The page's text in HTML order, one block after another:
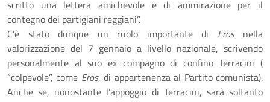
scritto una lettera amichevole e di ammirazione per il
contegno dei partigiani reggiani”.
C’è stato dunque un ruolo importante di Erosnella
valorizzazione del 7 gennaio a livello nazionale, scrivendo
personalmente al suo ex compagno di confino Terracini (
“colpevole”, come Eros, di appartenenza al Partito comunista).
Anche se, nonostante l’appoggio di Terracini, sarà soltanto